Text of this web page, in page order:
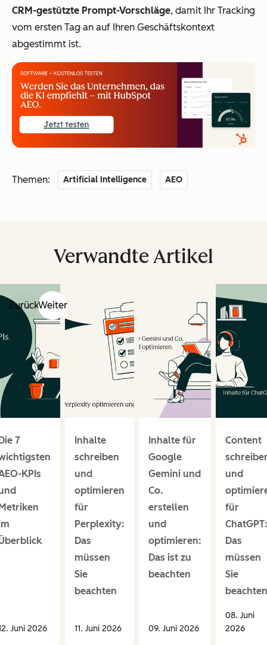
CRM-gestützte Prompt-Vorschläge, damit Ihr Tracking
vom ersten Tag an auf Ihren Geschäftskontext
abgestimmt ist.
Themen: Artificial Intelligence AEO
Verwandte Artikel
ZurückWeiter
7
KPIs
Juni 2026
Inhalte
schreiben
und
optimieren
für
Perplexity:
Das
müssen
Sie
beachten
11. Juni 2026
Inhalte für
Google
Gemini und
Co.
erstellen
und
optimieren:
Das ist zu
beachten
09. Juni 2026
Content
und
für
ChatGPT:
Das
müssen
Sie
beachten
08. Juni
2026